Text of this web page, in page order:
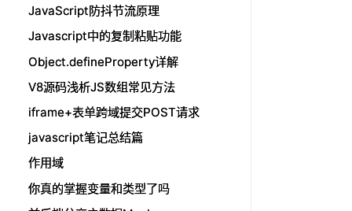
JavaScript防抖节流原理
Javascript中的复制粘贴功能
Object.defineProperty详解
V8源码浅析JS数组常见方法
iframe+表单跨域提交POST请求
javascript笔记总结篇
作用域
你真的掌握变量和类型了吗
JavaScript防抖节流原理
Javascript中的复制粘贴功能
Object.defineProperty详解
V8源码浅析JS数组常见方法
iframe+表单跨域提交POST请求
javascript笔记总结篇
作用域
你真的掌握变量和类型了吗